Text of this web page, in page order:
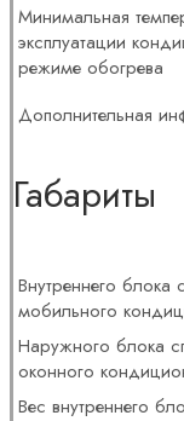
Минимальная
эксплуатации
режиме обогрева
Дополнительная
Габариты
Внутреннего блока
мобильного
Наружного блока
оконного
Вес внутреннего